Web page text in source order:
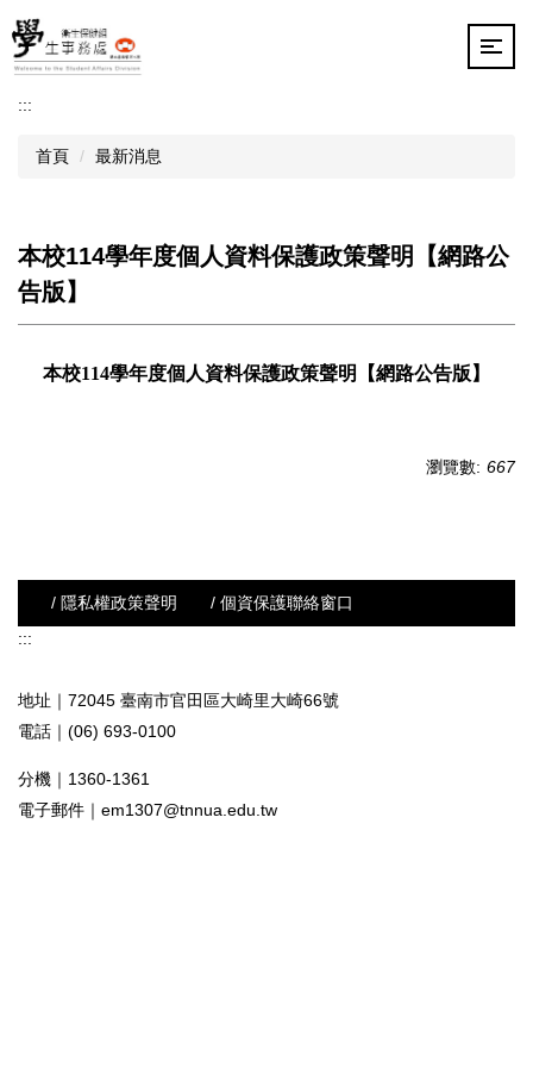
跳
到
主
內
:::
首頁 最新消息
本校114學年度個人資料保護政策聲明【網路公
告版】
本校114學年度個人資料保護政策聲明【網路公告版】
瀏覽數: 667
/ 隱私權政策聲明
/ 個資保護聯絡窗口
:::
地址｜72045 臺南市官田區大崎里大崎66號
電話｜(06) 693-0100
分機｜1360-1361
電子郵件｜ em1307@tnnua.edu.tw